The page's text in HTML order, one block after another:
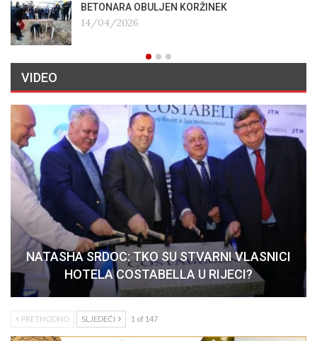
BETONARA OBULJEN KORŽINEK
14/04/2026
VIDEO
NATASHA SRDOC: TKO SU STVARNI VLASNICI
HOTELA COSTABELLA U RIJECI?
PRETHODNO SLJEDEĆI 1 of 147